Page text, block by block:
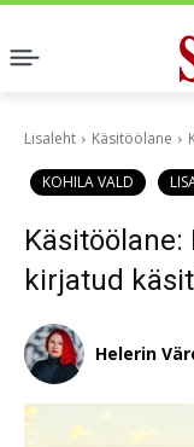
Lisaleht Käsitöölane
KOHILA VALD
kirjatud
Helerin